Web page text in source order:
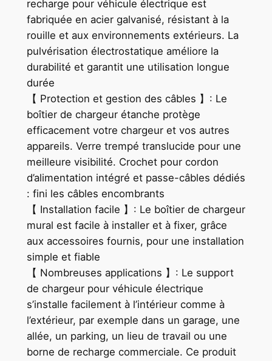
recharge pour véhicule électrique est
fabriquée en acier galvanisé, résistant à la
rouille et aux environnements extérieurs. La
pulvérisation électrostatique améliore la
durabilité et garantit une utilisation longue
durée
【 Protection et gestion des câbles 】: Le
boîtier de chargeur étanche protège
efficacement votre chargeur et vos autres
appareils. Verre trempé translucide pour une
meilleure visibilité. Crochet pour cordon
d’alimentation intégré et passe-câbles dédiés
: fini les câbles encombrants
【 Installation facile 】: Le boîtier de chargeur
mural est facile à installer et à fixer, grâce
aux accessoires fournis, pour une installation
simple et fiable
【 Nombreuses applications 】: Le support
de chargeur pour véhicule électrique
s’installe facilement à l’intérieur comme à
l’extérieur, par exemple dans un garage, une
allée, un parking, un lieu de travail ou une
borne de recharge commerciale. Ce produit